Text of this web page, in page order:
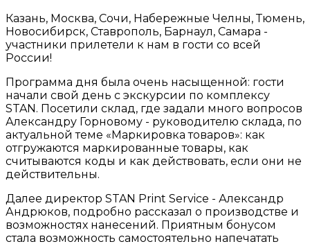
Казань, Москва, Сочи, Набережные Челны, Тюмень,
Новосибирск, Ставрополь, Барнаул, Самара -
участники прилетели к нам в гости со всей
России!
Программа дня была очень насыщенной: гости
начали свой день с экскурсии по комплексу
STAN. Посетили склад, где задали много вопросов
Александру Горновому - руководителю склада, по
актуальной теме «Маркировка товаров»: как
отгружаются маркированные товары, как
считываются коды и как действовать, если они не
действительны.
Далее директор STAN Print Service - Александр
Андрюков, подробно рассказал о производстве и
возможностях нанесений. Приятным бонусом
стала возможность самостоятельно напечатать